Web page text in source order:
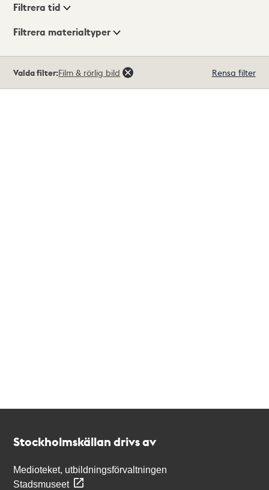
Visningsläge
Filtrera tid
Filtrera materialtyper
träffar
Valda filter:Film & rörlig bild Rensa filter
Stockholmskällan drivs av
Medioteket, utbildningsförvaltningen
Stadsmuseet